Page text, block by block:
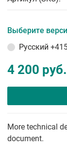
Выберите
Русский
4 200 руб.
More technical
document.